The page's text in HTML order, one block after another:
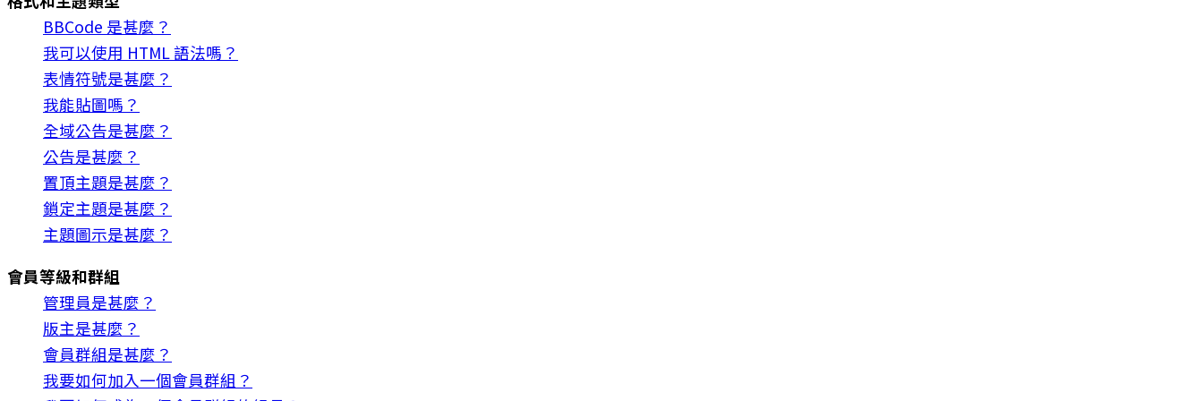
BBCode 是甚麼？
我可以使用 HTML 語法嗎？
表情符號是甚麼？
我能貼圖嗎？
全域公告是甚麼？
公告是甚麼？
置頂主題是甚麼？
鎖定主題是甚麼？
主題圖示是甚麼？
會員等級和群組
管理員是甚麼？
版主是甚麼？
會員群組是甚麼？
我要如何加入一個會員群組？